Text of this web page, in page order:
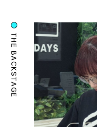
THE BACKSTAGE